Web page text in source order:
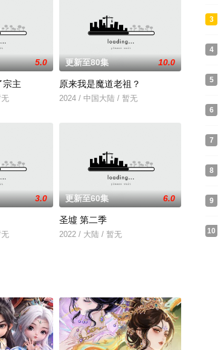
5.0
宗主
更新至80集 10.0
原来我是魔道老祖？
2024 / 中国大陆 / 暂无
之际，天下公认的领袖——神农帝去世，金、木、水、火、土
3.0 更新至60集 6.0
圣墟 第二季
2022 / 大陆 / 暂无
3
4
5
6
7
8
9
10